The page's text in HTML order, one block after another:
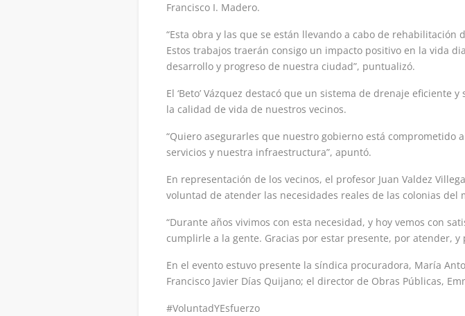
Francisco I. Madero.
“Esta obra y las que se están llevando a cabo de
Estos trabajos traerán consigo un impacto positivo en la vida
desarrollo y progreso de nuestra ciudad”, puntualizó.
El ‘Beto’ Vázquez destacó que un sistema de drenaje
la calidad de vida de nuestros vecinos.
“Quiero asegurarles que nuestro gobierno está
servicios y nuestra infraestructura”, apuntó.
En representación de los vecinos, el profesor Juan Valdez
voluntad de atender las necesidades reales de las colonias del
“Durante años vivimos con esta necesidad, y hoy vemos con
cumplirle a la gente. Gracias por estar presente, por atender, y
En el evento estuvo presente la síndica procuradora, María
Francisco Javier Días Quijano; el director de Obras Públicas,
#VoluntadYEsfuerzo